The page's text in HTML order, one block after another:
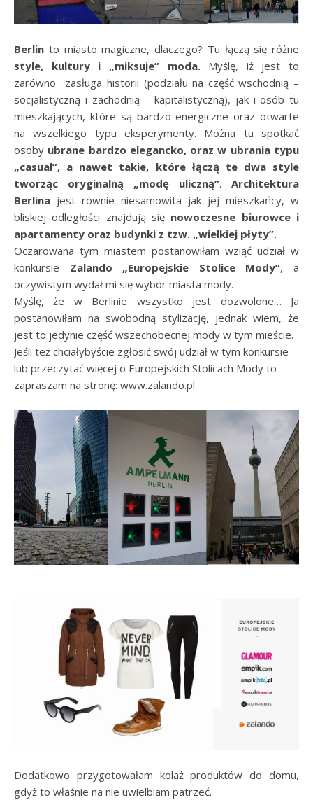
Berlin to miasto magiczne, dlaczego? Tu łączą się różne
style, kultury i „miksuje” moda.Myślę, iż jest to
zarówno zasługa historii (podziału na część wschodnią –
socjalistyczną i zachodnią – kapitalistyczną), jak i osób tu
mieszkających, które są bardzo energiczne oraz otwarte
na wszelkiego typu eksperymenty. Można tu spotkać
osoby ubrane bardzo elegancko, oraz w ubrania typu
„casual”, a nawet takie, które łączą te dwa style
tworząc oryginalną „modę uliczną”. Architektura
Berlina jest równie niesamowita jak jej mieszkańcy, w
bliskiej odległości znajdują się nowoczesne biurowce i
apartamenty oraz budynki z tzw. „wielkiej płyty”.
Oczarowana tym miastem postanowiłam wziąć udział w
konkursie Zalando „Europejskie Stolice Mody”, a
oczywistym wydał mi się wybór miasta mody.
Myślę, że w Berlinie wszystko jest dozwolone… Ja
postanowiłam na swobodną stylizację, jednak wiem, że
jest to jedynie część wszechobecnej mody w tym mieście.
Jeśli też chciałybyście zgłosić swój udział w tym konkursie
lub przeczytać więcej o Europejskich Stolicach Mody to
zapraszam na stronę: www.zalando.pl
Dodatkowo przygotowałam kolaż produktów do domu,
gdyż to właśnie na nie uwielbiam patrzeć.